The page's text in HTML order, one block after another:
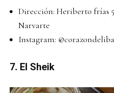
Dirección: Heriberto frías
Narvarte
Instagram:
7. El Sheik